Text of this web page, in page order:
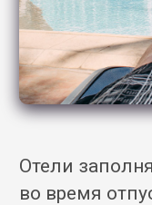
Отели
во время